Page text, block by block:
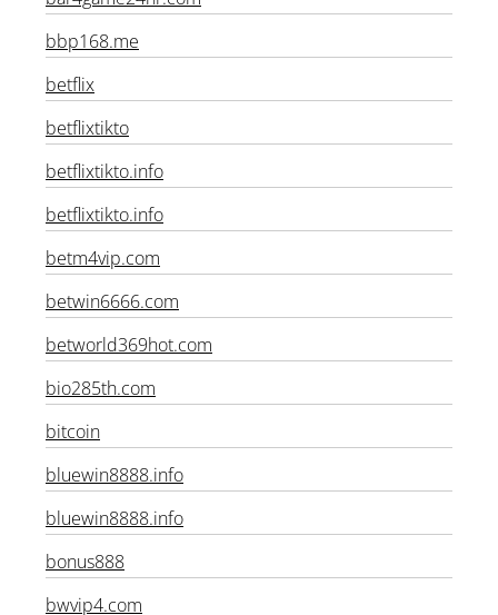
bar4game24hr.com
bbp168.me
betflix
betflixtikto
betflixtikto.info
betflixtikto.info
betm4vip.com
betwin6666.com
betworld369hot.com
bio285th.com
bitcoin
bluewin8888.info
bluewin8888.info
bonus888